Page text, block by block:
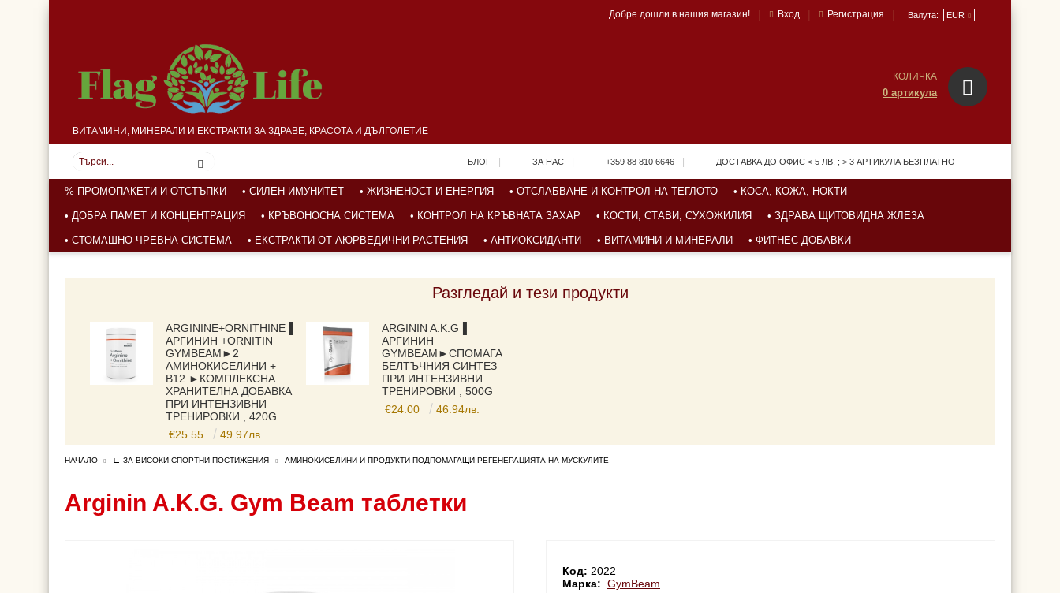
Добре дошли в нашия магазин! | Вход | Регистрация | Валута: EUR
ВИТАМИНИ, МИНЕРАЛИ И ЕКСТРАКТИ ЗА ЗДРАВЕ, КРАСОТА И ДЪЛГОЛЕТИЕ
КОЛИЧКА
0 артикула
БЛОГ ЗА НАС +359 88 810 6646 ДОСТАВКА ДО ОФИС < 5 ЛВ. ; > 3 АРТИКУЛА БЕЗПЛАТНО
% ПРОМОПАКЕТИ И ОТСТЪПКИ • СИЛЕН ИМУНИТЕТ • ЖИЗНЕНОСТ И ЕНЕРГИЯ • ОТСЛАБВАНЕ И КОНТРОЛ НА ТЕГЛОТО • КОСА, КОЖА, НОКТИ
• ДОБРА ПАМЕТ И КОНЦЕНТРАЦИЯ • КРЪВОНОСНА СИСТЕМА • КОНТРОЛ НА КРЪВНАТА ЗАХАР • КОСТИ, СТАВИ, СУХОЖИЛИЯ • ЗДРАВА ЩИТОВИДНА ЖЛЕЗА
• СТОМАШНО-ЧРЕВНА СИСТЕМА • ЕКСТРАКТИ ОТ АЮРВЕДИЧНИ РАСТЕНИЯ • АНТИОКСИДАНТИ • ВИТАМИНИ И МИНЕРАЛИ • ФИТНЕС ДОБАВКИ
Разгледай и тези продукти
ARGININE+ORNITHINE▐
АРГИНИН +ORNITIN
GYMBEAM►2
АМИНОКИСЕЛИНИ +
B12 ►КОМПЛЕКСНА
ХРАНИТЕЛНА ДОБАВКА
ПРИ ИНТЕНЗИВНИ
ТРЕНИРОВКИ , 420G
€25.55
49.97лв.
ARGININ A.K.G▐
АРГИНИН
GYMBEAM►СПОМАГА
БЕЛТЪЧНИЯ СИНТЕЗ
ПРИ ИНТЕНЗИВНИ
ТРЕНИРОВКИ , 500G
€24.00
46.94лв.
НАЧАЛО ∟ ЗА ВИСОКИ СПОРТНИ ПОСТИЖЕНИЯ АМИНОКИСЕЛИНИ И ПРОДУКТИ ПОДПОМАГАЩИ РЕГЕНЕРАЦИЯТА НА МУСКУЛИТЕ
Arginin A.K.G. Gym Beam таблетки
Код: 2022
Марка: GymBeam